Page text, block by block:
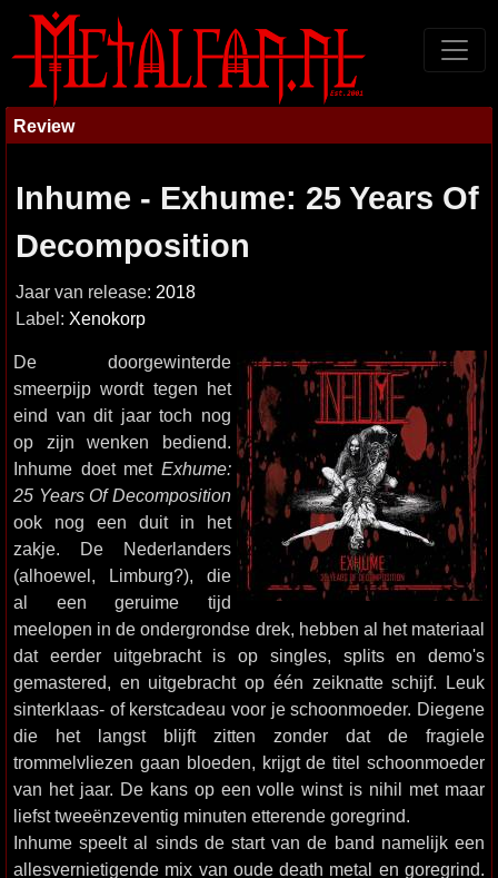
Review
Inhume - Exhume: 25 Years Of
Decomposition
Jaar van release: 2018
Label: Xenokorp
De doorgewinterde
smeerpijp wordt tegen het
eind van dit jaar toch nog
op zijn wenken bediend.
Inhume doet met Exhume:
25 Years Of Decomposition
ook nog een duit in het
zakje. De Nederlanders
(alhoewel, Limburg?), die
al een geruime tijd
meelopen in de ondergrondse drek, hebben al het materiaal
dat eerder uitgebracht is op singles, splits en demo's
gemastered, en uitgebracht op één zeiknatte schijf. Leuk
sinterklaas- of kerstcadeau voor je schoonmoeder. Diegene
die het langst blijft zitten zonder dat de fragiele
trommelvliezen gaan bloeden, krijgt de titel schoonmoeder
van het jaar. De kans op een volle winst is nihil met maar
liefst tweeënzeventig minuten etterende goregrind.
Inhume speelt al sinds de start van de band namelijk een
allesvernietigende mix van oude death metal en goregrind.